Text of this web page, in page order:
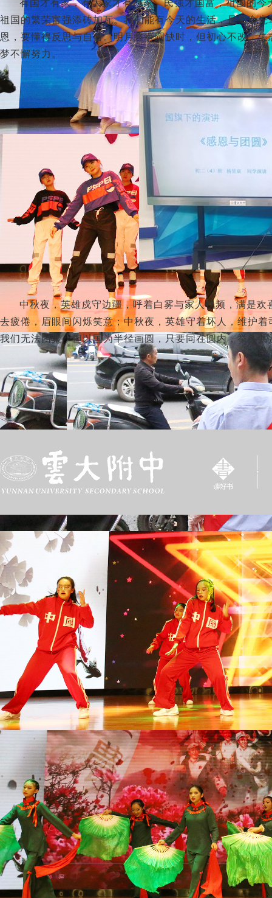
祖国的繁荣富强添砖加瓦。我们能有今天的生活，是革命
恩，要懂得反思与自省。明月终有圆缺时，但初心不改，
梦不懈努力。
中秋夜，英雄戍守边疆，呼着白雾与家人视频，满是
去疲倦，眉眼间闪烁笑意；中秋夜，英雄守着坏人，维护
我们无法团聚，但以国为半径画圆，只要同在圆内，举头